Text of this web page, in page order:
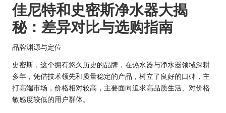
佳尼特和史密斯净水器大揭
秘：差异对比与选购指南
品牌渊源与定位
史密斯，这个拥有悠久历史的品牌，在热水器与净水器领域深耕
多年，凭借技术领先和质量稳定的产品，树立了良好的口碑，主
打高端市场，价格相对较高，主要面向追求高品质生活、对价格
敏感度较低的用户群体。